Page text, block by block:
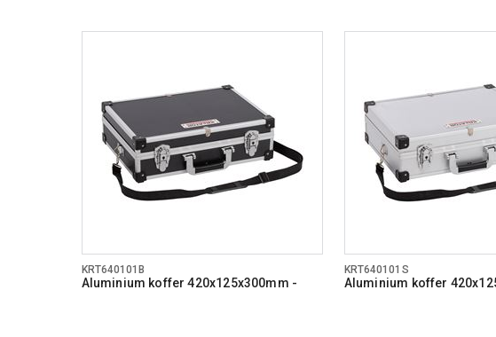
KRT640101B
Aluminium koffer 420x125x300mm -
KRT640101S
Aluminium koffer